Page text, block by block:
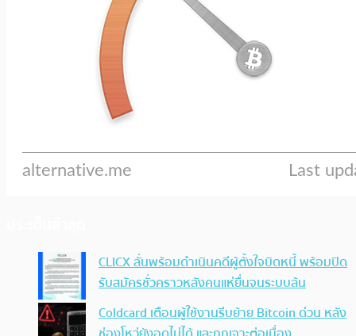
CLICX ลั่นพร้อมดำเนินคดีผู้ตั้งใจบิดหนี้ พร้อมปิด
รับสมัครชั่วคราวหลังคนแห่ยื่นจนระบบล้น
Coldcard เตือนผู้ใช้งานรีบย้าย Bitcoin ด่วน หลัง